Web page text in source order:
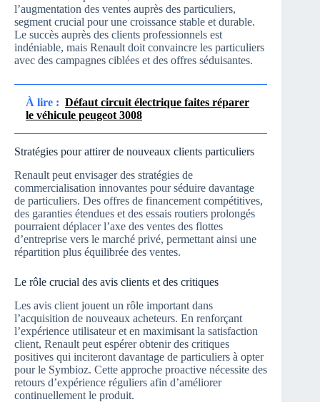
l’augmentation des ventes auprès des particuliers,
segment crucial pour une croissance stable et durable.
Le succès auprès des clients professionnels est
indéniable, mais Renault doit convaincre les particuliers
avec des campagnes ciblées et des offres séduisantes.
À lire : Défaut circuit électrique faites réparer
le véhicule peugeot 3008
Stratégies pour attirer de nouveaux clients particuliers
Renault peut envisager des stratégies de
commercialisation innovantes pour séduire davantage
de particuliers. Des offres de financement compétitives,
des garanties étendues et des essais routiers prolongés
pourraient déplacer l’axe des ventes des flottes
d’entreprise vers le marché privé, permettant ainsi une
répartition plus équilibrée des ventes.
Le rôle crucial des avis clients et des critiques
Les avis client jouent un rôle important dans
l’acquisition de nouveaux acheteurs. En renforçant
l’expérience utilisateur et en maximisant la satisfaction
client, Renault peut espérer obtenir des critiques
positives qui inciteront davantage de particuliers à opter
pour le Symbioz. Cette approche proactive nécessite des
retours d’expérience réguliers afin d’améliorer
continuellement le produit.